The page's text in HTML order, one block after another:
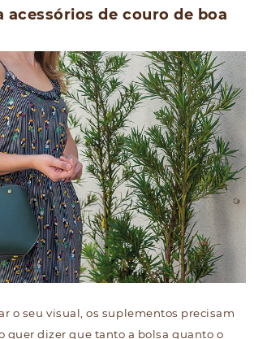
acessórios de couro de boa
o seu visual, os suplementos precisam
quer dizer que tanto a bolsa quanto o